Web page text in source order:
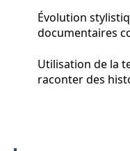
Évolution
documentaires
Utilisation de la
raconter des